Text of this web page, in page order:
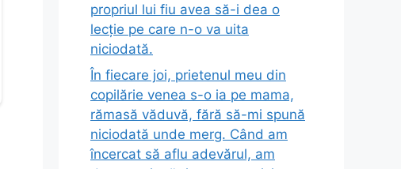
propriul lui fiu avea să-i dea o
lecție pe care n-o va uita
niciodată.
În fiecare joi, prietenul meu din
copilărie venea s-o ia pe mama,
rămasă văduvă, fără să-mi spună
niciodată unde merg. Când am
încercat să aflu adevărul, am